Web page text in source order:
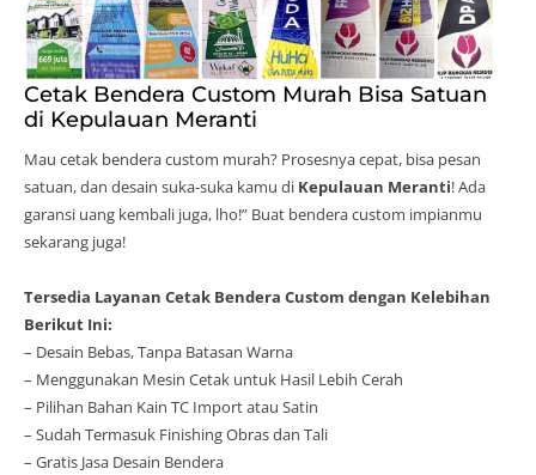
Cetak Bendera Custom Murah Bisa Satuan
di Kepulauan Meranti
Mau cetak bendera custom murah? Prosesnya cepat, bisa pesan
satuan, dan desain suka-suka kamu di Kepulauan Meranti! Ada
garansi uang kembali juga, lho!” Buat bendera custom impianmu
sekarang juga!
Tersedia Layanan Cetak Bendera Custom dengan Kelebihan
Berikut Ini:
– Desain Bebas, Tanpa Batasan Warna
– Menggunakan Mesin Cetak untuk Hasil Lebih Cerah
– Pilihan Bahan Kain TC Import atau Satin
– Sudah Termasuk Finishing Obras dan Tali
– Gratis Jasa Desain Bendera